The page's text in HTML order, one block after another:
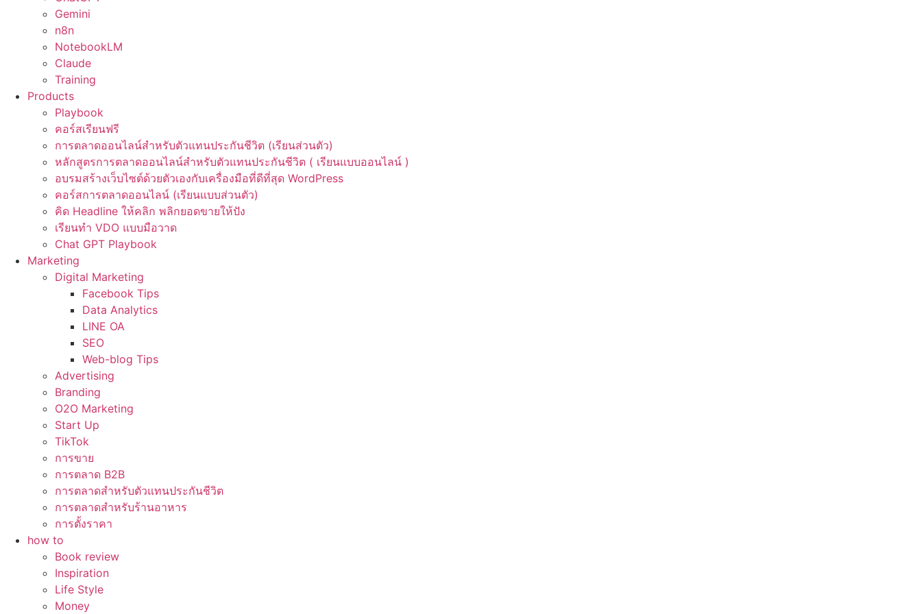
Gemini
n8n
NotebookLM
Claude
Training
Products
Playbook
คอร์สเรียนฟรี
การตลาดออนไลน์สำหรับตัวแทนประกันชีวิต (เรียนส่วนตัว)
หลักสูตรการตลาดออนไลน์สำหรับตัวแทนประกันชีวิต ( เรียนแบบออนไลน์ )
อบรมสร้างเว็บไซต์ด้วยตัวเองกับเครื่องมือที่ดีที่สุด WordPress
คอร์สการตลาดออนไลน์ (เรียนแบบส่วนตัว)
คิด Headline ให้คลิก พลิกยอดขายให้ปัง
เรียนทำ VDO แบบมือวาด
Chat GPT Playbook
Marketing
Digital Marketing
Facebook Tips
Data Analytics
LINE OA
SEO
Web-blog Tips
Advertising
Branding
O2O Marketing
Start Up
TikTok
การขาย
การตลาด B2B
การตลาดสำหรับตัวแทนประกันชีวิต
การตลาดสำหรับร้านอาหาร
การตั้งราคา
how to
Book review
Inspiration
Life Style
Money